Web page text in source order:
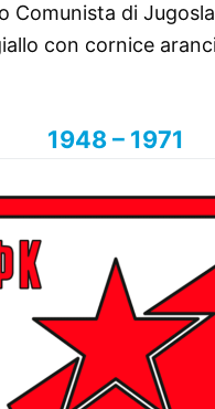
Comunista di
con cornice
1948 – 1971